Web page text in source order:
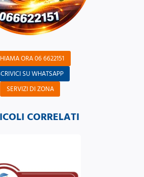
ORA 06 6622151
SU WHATSAPP
SERVIZI DI ZONA
CORRELATI